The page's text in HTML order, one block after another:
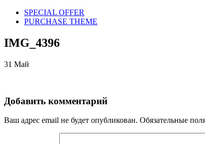
SPECIAL OFFER
PURCHASE THEME
IMG_4396
31 Май
Добавить комментарий
Ваш адрес email не будет опубликован. Обязательные